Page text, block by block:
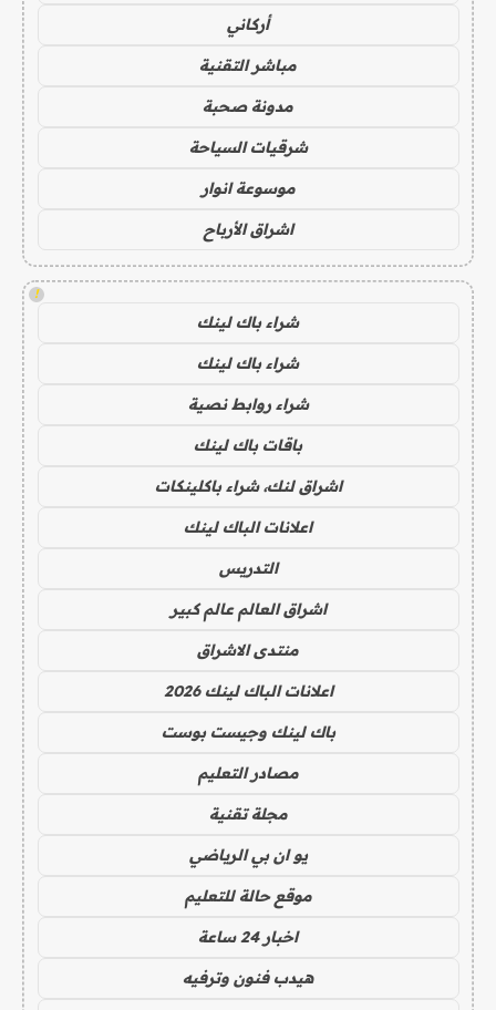
أركاني
مباشر التقنية
مدونة صحبة
شرقيات السياحة
موسوعة انوار
اشراق الأرباح
!
شراء باك لينك
شراء باك لينك
شراء روابط نصية
باقات باك لينك
اشراق لنك، شراء باكلينكات
اعلانات الباك لينك
التدريس
اشراق العالم عالم كبير
منتدى الاشراق
اعلانات الباك لينك 2026
باك لينك وجيست بوست
مصادر التعليم
مجلة تقنية
يو ان بي الرياضي
موقع حالة للتعليم
اخبار 24 ساعة
هيدب فنون وترفيه